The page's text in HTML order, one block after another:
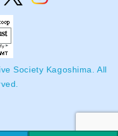
Society Kagoshima. All